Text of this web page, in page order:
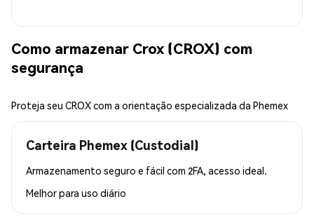
Como armazenar Crox (CROX) com
segurança
Proteja seu CROX com a orientação especializada da Phemex
Carteira Phemex (Custodial)
Armazenamento seguro e fácil com 2FA, acesso ideal.
Melhor para uso diário